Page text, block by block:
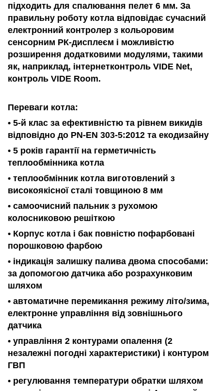
підходить для спалювання пелет 6 мм. За
правильну роботу котла відповідає сучасний
електронний контролер з кольоровим
сенсорним РК-дисплеєм і можливістю
розширення додатковими модулями, такими
як, наприклад, інтернетконтроль VIDE Net,
контроль VIDE Room.
Переваги котла:
• 5-й клас за ефективністю та рівнем викидів
відповідно до PN-EN 303-5:2012 та екодизайну
• 5 років гарантії на герметичність
теплообмінника котла
• теплообмінник котла виготовлений з
високоякісної сталі товщиною 8 мм
• самоочисний пальник з рухомою
колосниковою решіткою
• Корпус котла і бак повністю пофарбовані
порошковою фарбою
• індикація залишку палива двома способами:
за допомогою датчика або розрахунковим
шляхом
• автоматичне перемикання режиму літо/зима,
електронне управління від зовнішнього
датчика
• управління 2 контурами опалення (2
незалежні погодні характеристики) і контуром
ГВП
• регулювання температури обратки шляхом